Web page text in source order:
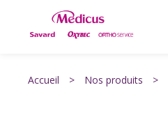
Accueil > Nos produits >